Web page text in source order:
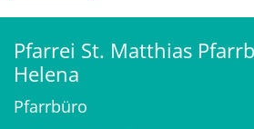
Pfarrei St. Matthias
Helena
Pfarrbüro